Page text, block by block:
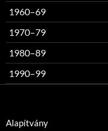
1960–69
1970–79
1980–89
1990–99
Alapítvány